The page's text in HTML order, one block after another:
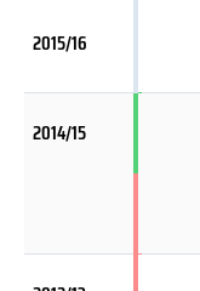
2015/16
2014/15